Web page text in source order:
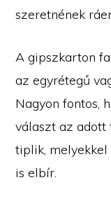
szeretnének
A gipszkarton
az egyrétegű
Nagyon fontos,
választ az adott
tiplik,
is elbír.